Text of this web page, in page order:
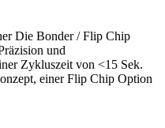
Die Bonder / Flip Chip
und
Zykluszeit von <15 Sek.
einer Flip Chip Option